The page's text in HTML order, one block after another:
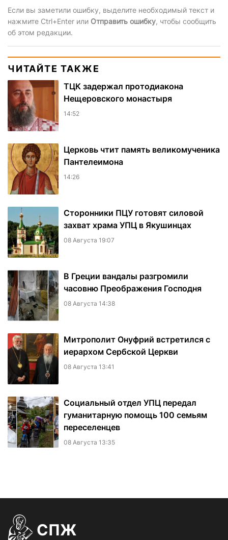
Если вы заметили ошибку, выделите необходимый текст и
нажмите Ctrl+Enter или Отправить ошибку, чтобы сообщить
об этом редакции.
ЧИТАЙТЕ ТАКЖЕ
ТЦК задержал протодиакона
Нещеровского монастыря
14:52
Церковь чтит память великомученика
Пантелеимона
14:26
Сторонники ПЦУ готовят силовой
захват храма УПЦ в Якушинцах
08 Августа 19:07
В Греции вандалы разгромили
часовню Преображения Господня
08 Августа 14:38
Митрополит Онуфрий встретился с
иерархом Сербской Церкви
08 Августа 13:41
Социальный отдел УПЦ передал
гуманитарную помощь 100 семьям
переселенцев
08 Августа 13:35
СПЖ